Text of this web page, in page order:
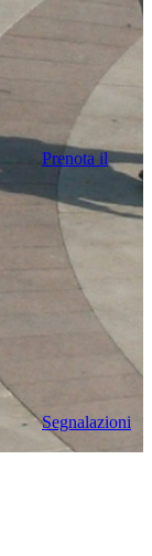
Prenota il
Segnalazioni